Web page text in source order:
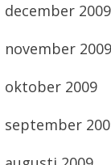
december 2009
november 2009
oktober 2009
september